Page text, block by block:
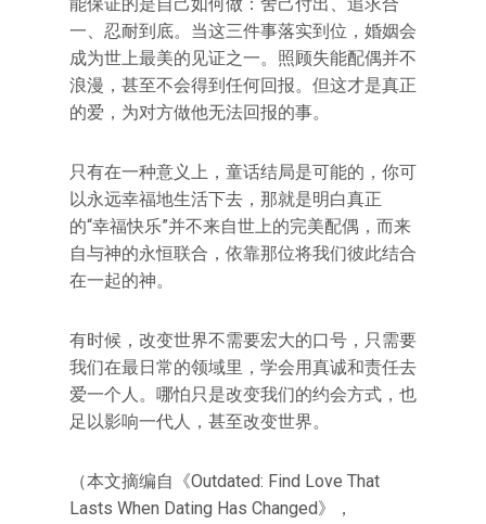
能保证的是自己如何做：舍己付出、追求合
一、忍耐到底。当这三件事落实到位，婚姻会
成为世上最美的见证之一。照顾失能配偶并不
浪漫，甚至不会得到任何回报。但这才是真正
的爱，为对方做他无法回报的事。
只有在一种意义上，童话结局是可能的，你可
以永远幸福地生活下去，那就是明白真正
的“幸福快乐”并不来自世上的完美配偶，而来
自与神的永恒联合，依靠那位将我们彼此结合
在一起的神。
有时候，改变世界不需要宏大的口号，只需要
我们在最日常的领域里，学会用真诚和责任去
爱一个人。哪怕只是改变我们的约会方式，也
足以影响一代人，甚至改变世界。
（本文摘编自《Outdated: Find Love That
Lasts When Dating Has Changed》，